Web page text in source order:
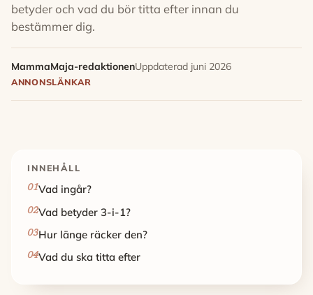
betyder och vad du bör titta efter innan du
bestämmer dig.
MammaMaja-redaktionenUppdaterad juni 2026
ANNONSLÄNKAR
INNEHÅLL
Vad ingår?
Vad betyder 3-i-1?
Hur länge räcker den?
Vad du ska titta efter